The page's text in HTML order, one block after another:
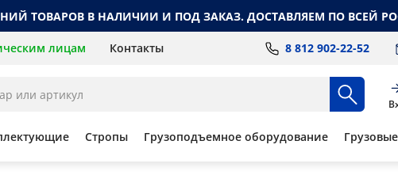
ТОВАРОВ В НАЛИЧИИ И ПОД ЗАКАЗ. ДОСТАВЛЯЕМ ПО ВСЕЙ
лицам Контакты 8 812 902-22-52
Стропы Грузоподъемное оборудование